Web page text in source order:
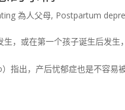
為人父母, Postpartum
，或在第一个孩子诞生后发
指出，产后忧郁症也是不容